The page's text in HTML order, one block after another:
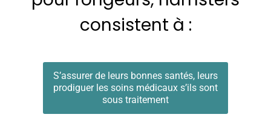
consistent à :
S’assurer de leurs bonnes santés, leurs
prodiguer les soins médicaux s’ils sont
sous traitement